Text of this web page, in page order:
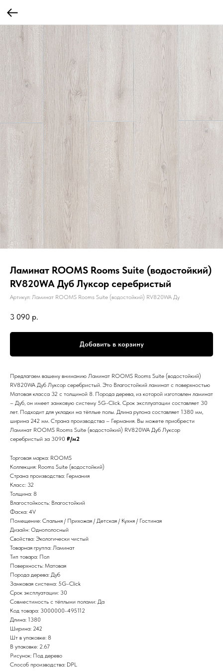
Ламинат ROOMS Rooms Suite (водостойкий)
RV820WA Дуб Луксор серебристый
Артикул: Ламинат ROOMS Rooms Suite (водостойкий) RV820WA Ду
3 090 р.
Добавить в корзину
Предлагаем вашему вниманию Ламинат ROOMS Rooms Suite (водостойкий)
RV820WA Дуб Луксор серебристый. Это Влагостойкий ламинат с поверхностью
Матовая класса 32 с толщиной 8. Порода дерева, из которой изготовлен ламинат
– Дуб, он имеет замковую систему 5G-Click. Срок эксплуатации составляет 30
лет. Подходит для укладки на тёплые полы. Длина рулона составляет 1380 мм,
ширина 242 мм. Страна производства – Германия. Вы можете приобрести
Ламинат ROOMS Rooms Suite (водостойкий) RV820WA Дуб Луксор
серебристый за 3090 ₽/м2
Торговая марка: ROOMS
Коллекция: Rooms Suite (водостойкий)
Страна производства: Германия
Класс: 32
Толщина: 8
Влагостойкость: Влагостойкий
Фаска: 4V
Помещение: Спальня / Прихожая / Детская / Кухня / Гостиная
Дизайн: Однополосный
Свойства: Экологически чистый
Товарная группа: Ламинат
Тип товара: Пол
Поверхность: Матовая
Порода дерева: Дуб
Замковая система: 5G-Click
Срок эксплуатации: 30
Совместимость с тёплыми полами: Да
Код товара: 3000000-495112
Длина: 1380
Ширина: 242
Шт в упаковке: 8
В упаковке: 2.67
Рисунок: Под дерево
Способ производства: DPL